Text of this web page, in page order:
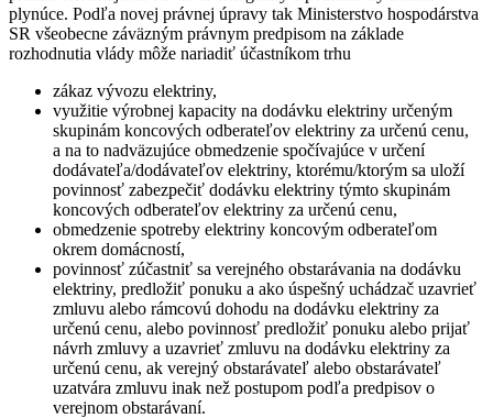
plynúce. Podľa novej právnej úpravy tak Ministerstvo hospodárstva
SR všeobecne záväzným právnym predpisom na základe
rozhodnutia vlády môže nariadiť účastníkom trhu
zákaz vývozu elektriny,
využitie výrobnej kapacity na dodávku elektriny určeným
skupinám koncových odberateľov elektriny za určenú cenu,
a na to nadväzujúce obmedzenie spočívajúce v určení
dodávateľa/dodávateľov elektriny, ktorému/ktorým sa uloží
povinnosť zabezpečiť dodávku elektriny týmto skupinám
koncových odberateľov elektriny za určenú cenu,
obmedzenie spotreby elektriny koncovým odberateľom
okrem domácností,
povinnosť zúčastniť sa verejného obstarávania na dodávku
elektriny, predložiť ponuku a ako úspešný uchádzač uzavrieť
zmluvu alebo rámcovú dohodu na dodávku elektriny za
určenú cenu, alebo povinnosť predložiť ponuku alebo prijať
návrh zmluvy a uzavrieť zmluvu na dodávku elektriny za
určenú cenu, ak verejný obstarávateľ alebo obstarávateľ
uzatvára zmluvu inak než postupom podľa predpisov o
verejnom obstarávaní.